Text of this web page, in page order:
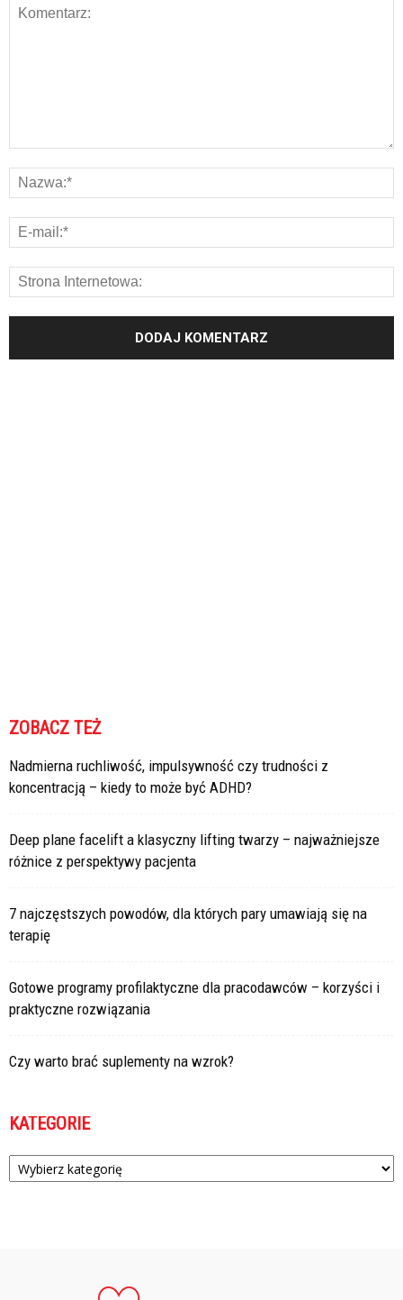
ZOBACZ TEŻ
Nadmierna ruchliwość, impulsywność czy trudności z
koncentracją – kiedy to może być ADHD?
Deep plane facelift a klasyczny lifting twarzy – najważniejsze
różnice z perspektywy pacjenta
7 najczęstszych powodów, dla których pary umawiają się na
terapię
Gotowe programy profilaktyczne dla pracodawców – korzyści i
praktyczne rozwiązania
Czy warto brać suplementy na wzrok?
KATEGORIE
Kategorie